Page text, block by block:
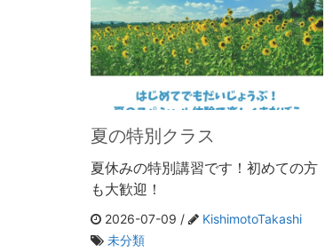
夏の特別クラス
夏休みの特別講習です！初めての方
も大歓迎！
2026-07-09 /
KishimotoTakashi
未分類